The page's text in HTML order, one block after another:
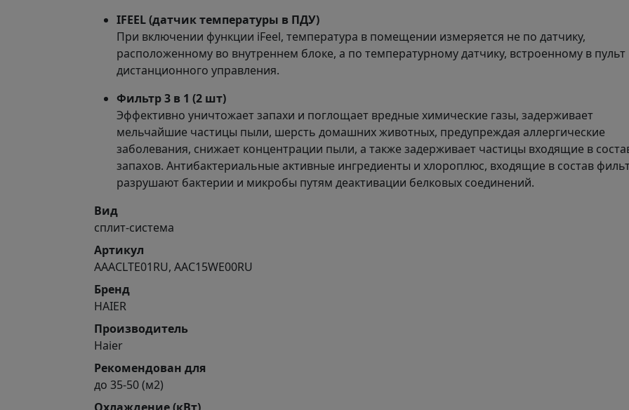
IFEEL (датчик температуры в ПДУ)
При включении функции iFeel, температура в помещении измеряется не по датчику,
расположенному во внутреннем блоке, а по температурному датчику, встроенному в пульт
дистанционного управления.
Фильтр 3 в 1 (2 шт)
Эффективно уничтожает запахи и поглощает вредные химические газы, задерживает
мельчайшие частицы пыли, шерсть домашних животных, предупреждая аллергические
заболевания, снижает концентрации пыли, а также задерживает частицы входящие в
запахов. Антибактериальные активные ингредиенты и хлороплюс, входящие в состав
разрушают бактерии и микробы путям деактивации белковых соединений.
Вид
сплит-система
Артикул
AAACLTE01RU, AAC15WE00RU
Бренд
HAIER
Производитель
Haier
Рекомендован для
до 35-50 (м2)